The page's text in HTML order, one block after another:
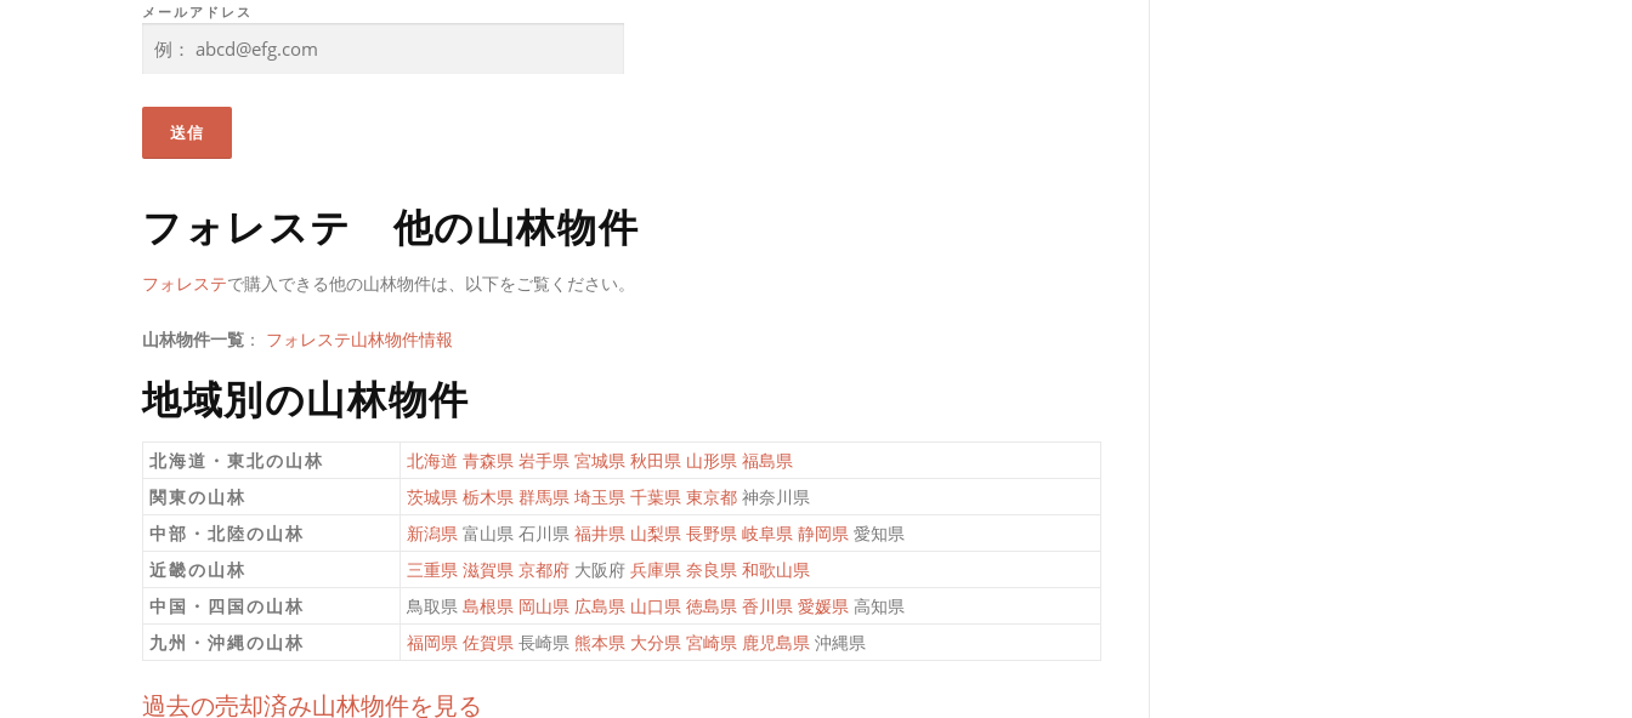
メールアドレス
フォレステ 他の山林物件
フォレステで購入できる他の山林物件は、以下をご覧ください。
山林物件一覧 ： フォレステ山林物件情報
地域別の山林物件
北海道・東北の山林 北海道 青森県 岩手県 宮城県 秋田県 山形県 福島県
関東の山林
茨城県 栃木県 群馬県 埼玉県 千葉県 東京都 神奈川県
中部・北陸の山林
新潟県 富山県 石川県 福井県 山梨県 長野県 岐阜県 静岡県 愛知県
近畿の山林
三重県 滋賀県 京都府 大阪府 兵庫県 奈良県 和歌山県
中国・四国の山林
鳥取県 島根県 岡山県 広島県 山口県 徳島県 香川県 愛媛県 高知県
九州・沖縄の山林
福岡県 佐賀県 長崎県 熊本県 大分県 宮崎県 鹿児島県 沖縄県
過去の売却済み山林物件を見る